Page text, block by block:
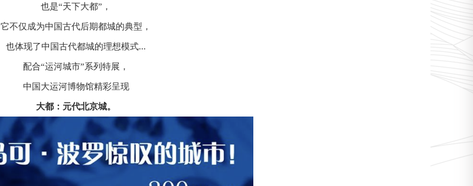
也是“天下大都”，
它不仅成为中国古代后期都城的典型，
也体现了中国古代都城的理想模式...
配合“运河城市”系列特展，
中国大运河博物馆精彩呈现
大都：元代北京城。